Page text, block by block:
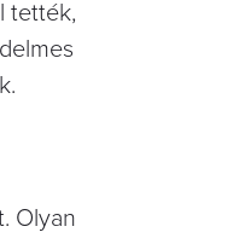
tették,
Olyan